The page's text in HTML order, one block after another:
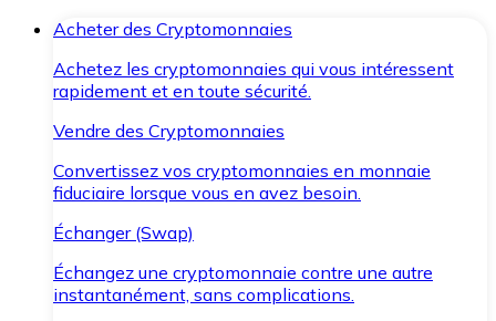
Acheter des Cryptomonnaies
Achetez les cryptomonnaies qui vous intéressent
rapidement et en toute sécurité.
Vendre des Cryptomonnaies
Convertissez vos cryptomonnaies en monnaie
fiduciaire lorsque vous en avez besoin.
Échanger (Swap)
Échangez une cryptomonnaie contre une autre
instantanément, sans complications.